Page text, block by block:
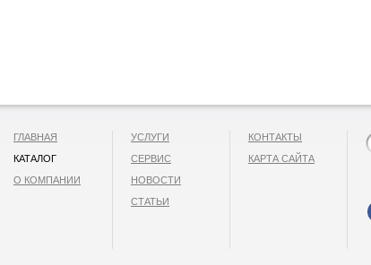
ГЛАВНАЯ
КАТАЛОГ
О КОМПАНИИ
УСЛУГИ
СЕРВИС
НОВОСТИ
СТАТЬИ
КОНТАКТЫ
КАРТА САЙТА